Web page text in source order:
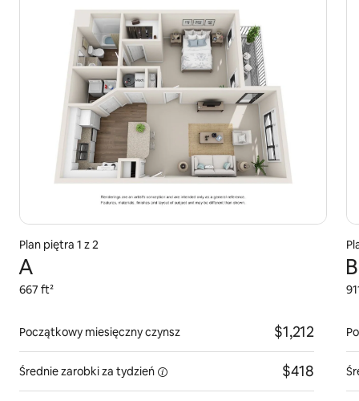
Plan piętra 1 z 2
A
667 ft²
Początkowy miesięczny czynsz $1,212
Średnie zarobki za tydzień $418
B